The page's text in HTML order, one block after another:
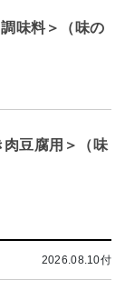
味料＞（味の
豆腐用＞（味
2026.08.10付